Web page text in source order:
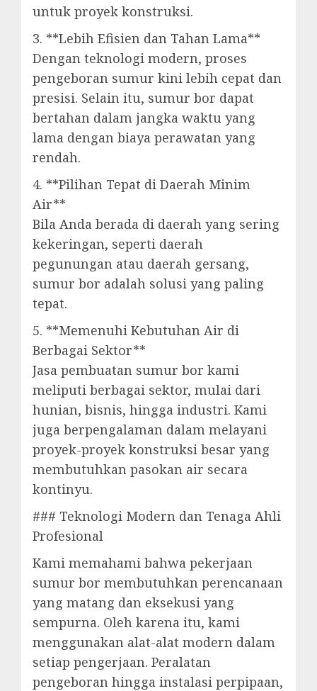
untuk proyek konstruksi.
3. **Lebih Efisien dan Tahan Lama**
Dengan teknologi modern, proses
pengeboran sumur kini lebih cepat dan
presisi. Selain itu, sumur bor dapat
bertahan dalam jangka waktu yang
lama dengan biaya perawatan yang
rendah.
4. **Pilihan Tepat di Daerah Minim
Air**
Bila Anda berada di daerah yang sering
kekeringan, seperti daerah
pegunungan atau daerah gersang,
sumur bor adalah solusi yang paling
tepat.
5. **Memenuhi Kebutuhan Air di
Berbagai Sektor**
Jasa pembuatan sumur bor kami
meliputi berbagai sektor, mulai dari
hunian, bisnis, hingga industri. Kami
juga berpengalaman dalam melayani
proyek-proyek konstruksi besar yang
membutuhkan pasokan air secara
kontinyu.
### Teknologi Modern dan Tenaga Ahli
Profesional
Kami memahami bahwa pekerjaan
sumur bor membutuhkan perencanaan
yang matang dan eksekusi yang
sempurna. Oleh karena itu, kami
menggunakan alat-alat modern dalam
setiap pengerjaan. Peralatan
pengeboran hingga instalasi perpipaan,